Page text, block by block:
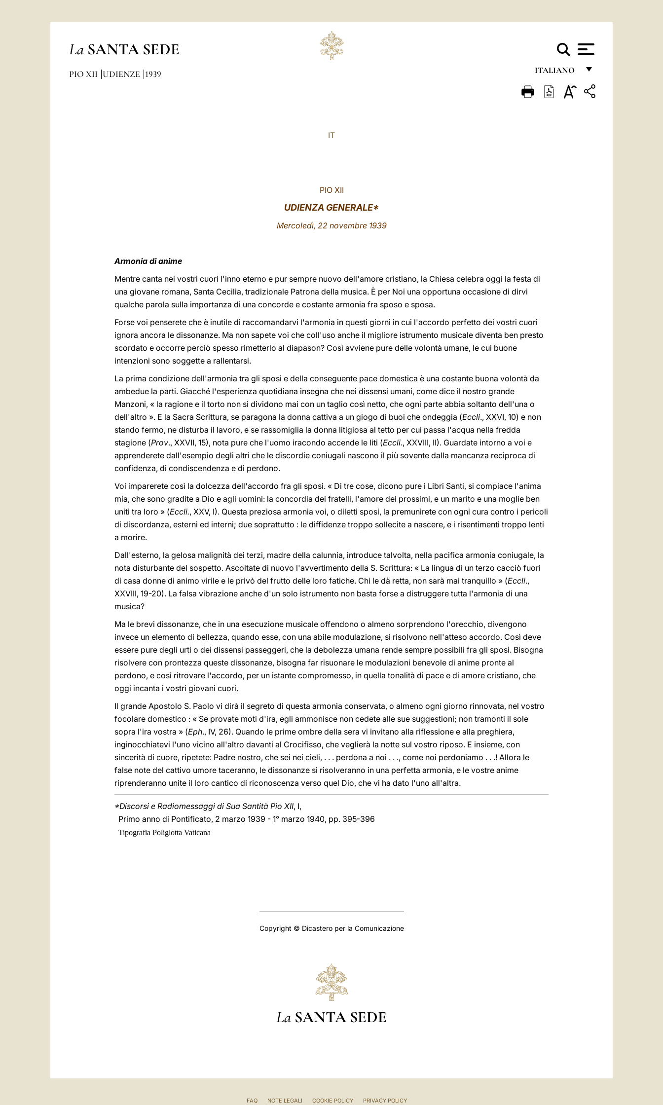
La SANTA SEDE
ITALIANO
FRANÇAIS
PIO XII UDIENZE 1939
IT
PIO XII
UDIENZA GENERALE*
Mercoledì, 22 novembre 1939
Armonia di anime
Mentre canta nei vostri cuori l'inno eterno e pur sempre nuovo dell'amore cristiano, la Chiesa celebra oggi la festa di
una giovane romana, Santa Cecilia, tradizionale Patrona della musica. È per Noi una opportuna occasione di dirvi
qualche parola sulla importanza di una concorde e costante armonia fra sposo e sposa.
Forse voi penserete che è inutile di raccomandarvi l'armonia in questi giorni in cui l'accordo perfetto dei vostri cuori
ignora ancora le dissonanze. Ma non sapete voi che coll'uso anche il migliore istrumento musicale diventa ben presto
scordato e occorre perciò spesso rimetterlo al diapason? Così avviene pure delle volontà umane, le cui buone
intenzioni sono soggette a rallentarsi.
La prima condizione dell'armonia tra gli sposi e della conseguente pace domestica è una costante buona volontà da
ambedue la parti. Giacché l'esperienza quotidiana insegna che nei dissensi umani, come dice il nostro grande
Manzoni, « la ragione e il torto non si dividono mai con un taglio così netto, che ogni parte abbia soltanto dell'una o
dell'altro ». E la Sacra Scrittura, se paragona la donna cattiva a un giogo di buoi che ondeggia (Eccli., XXVI, 10) e non
stando fermo, ne disturba il lavoro, e se rassomiglia la donna litigiosa al tetto per cui passa l'acqua nella fredda
stagione (Prov., XXVII, 15), nota pure che l'uomo iracondo accende le liti (Eccli., XXVIII, II). Guardate intorno a voi e
apprenderete dall'esempio degli altri che le discordie coniugali nascono il più sovente dalla mancanza reciproca di
confidenza, di condiscendenza e di perdono.
Voi imparerete così la dolcezza dell'accordo fra gli sposi. « Di tre cose, dicono pure i Libri Santi, si compiace l'anima
mia, che sono gradite a Dio e agli uomini: la concordia dei fratelli, l'amore dei prossimi, e un marito e una moglie ben
uniti tra loro » (Eccli., XXV, I). Questa preziosa armonia voi, o diletti sposi, la premunirete con ogni cura contro i pericoli
di discordanza, esterni ed interni; due soprattutto : le diffidenze troppo sollecite a nascere, e i risentimenti troppo lenti
a morire.
Dall'esterno, la gelosa malignità dei terzi, madre della calunnia, introduce talvolta, nella pacifica armonia coniugale, la
nota disturbante del sospetto. Ascoltate di nuovo l'avvertimento della S. Scrittura: « La lingua di un terzo cacciò fuori
di casa donne di animo virile e le privò del frutto delle loro fatiche. Chi le dà retta, non sarà mai tranquillo » (Eccli.,
XXVIII, 19-20). La falsa vibrazione anche d'un solo istrumento non basta forse a distruggere tutta l'armonia di una
musica?
Ma le brevi dissonanze, che in una esecuzione musicale offendono o almeno sorprendono l'orecchio, divengono
invece un elemento di bellezza, quando esse, con una abile modulazione, si risolvono nell'atteso accordo. Così deve
essere pure degli urti o dei dissensi passeggeri, che la debolezza umana rende sempre possibili fra gli sposi. Bisogna
risolvere con prontezza queste dissonanze, bisogna far risuonare le modulazioni benevole di anime pronte al
perdono, e così ritrovare l'accordo, per un istante compromesso, in quella tonalità di pace e di amore cristiano, che
oggi incanta i vostri giovani cuori.
Il grande Apostolo S. Paolo vi dirà il segreto di questa armonia conservata, o almeno ogni giorno rinnovata, nel vostro
focolare domestico : « Se provate moti d'ira, egli ammonisce non cedete alle sue suggestioni; non tramonti il sole
sopra l'ira vostra » (Eph., IV, 26). Quando le prime ombre della sera vi invitano alla riflessione e alla preghiera,
inginocchiatevi l'uno vicino all'altro davanti al Crocifisso, che veglierà la notte sul vostro riposo. E insieme, con
sincerità di cuore, ripetete: Padre nostro, che sei nei cieli, . . . perdona a noi . . ., come noi perdoniamo . . .! Allora le
false note del cattivo umore taceranno, le dissonanze si risolveranno in una perfetta armonia, e le vostre anime
riprenderanno unite il loro cantico di riconoscenza verso quel Dio, che vi ha dato l'uno all'altra.
*Discorsi e Radiomessaggi di Sua Santità Pio XII, I,
Primo anno di Pontificato, 2 marzo 1939 - 1° marzo 1940, pp. 395-396
Tipografia Poliglotta Vaticana
Copyright © Dicastero per la Comunicazione
La SANTA SEDE
FAQ NOTE LEGALI COOKIE POLICY PRIVACY POLICY